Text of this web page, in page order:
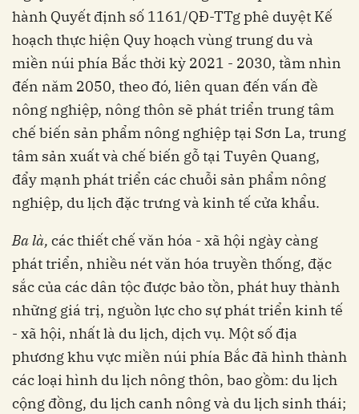
hành Quyết định số 1161/QĐ-TTg phê duyệt Kế
hoạch thực hiện Quy hoạch vùng trung du và
miền núi phía Bắc thời kỳ 2021 - 2030, tầm nhìn
đến năm 2050, theo đó, liên quan đến vấn đề
nông nghiệp, nông thôn sẽ phát triển trung tâm
chế biến sản phẩm nông nghiệp tại Sơn La, trung
tâm sản xuất và chế biến gỗ tại Tuyên Quang,
đẩy mạnh phát triển các chuỗi sản phẩm nông
nghiệp, du lịch đặc trưng và kinh tế cửa khẩu.
Ba là, các thiết chế văn hóa - xã hội ngày càng
phát triển, nhiều nét văn hóa truyền thống, đặc
sắc của các dân tộc được bảo tồn, phát huy thành
những giá trị, nguồn lực cho sự phát triển kinh tế
- xã hội, nhất là du lịch, dịch vụ. Một số địa
phương khu vực miền núi phía Bắc đã hình thành
các loại hình du lịch nông thôn, bao gồm: du lịch
cộng đồng, du lịch canh nông và du lịch sinh thái;